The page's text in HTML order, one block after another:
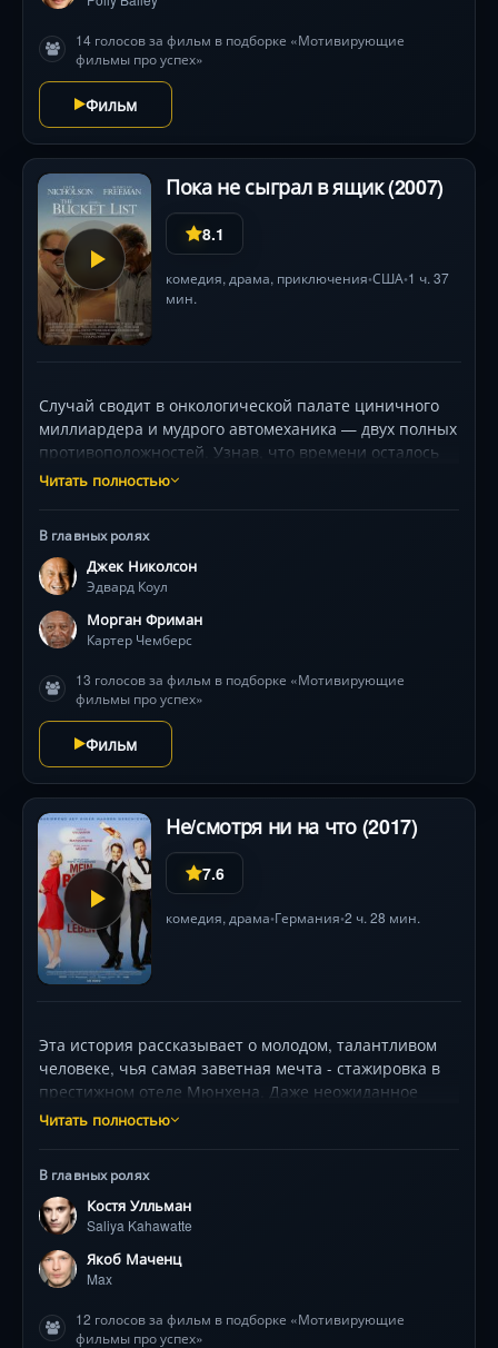
14 голосов за фильм в подборке «Мотивирующие
фильмы про успех»
Фильм
Пока не сыграл в ящик (2007)
8.1
комедия, драма, приключения•США•1 ч. 37
мин.
Случай сводит в онкологической палате циничного
миллиардера и мудрого автомеханика — двух полных
противоположностей. Узнав, что времени осталось
катастрофически мало, они составляют список
приключениям: от гонок по гоночному треку до
восхождения к египетским пирамидам и философских
бесед у Тадж-Махала. Джек Николсон и Морган
Фримен виртуозно передают контраст характеров —
их ирония и внезапная душевная близость
путешествие к сути жизни. Но успеют ли они
вычеркнуть главное до того, как прозвучит
финальный отсчёт?
Читать полностью
В главных ролях
Джек Николсон
Эдвард Коул
Морган Фриман
Картер Чемберс
13 голосов за фильм в подборке «Мотивирующие
фильмы про успех»
Фильм
Не/смотря ни на что (2017)
7.6
комедия, драма•Германия•2 ч. 28 мин.
Эта история рассказывает о молодом, талантливом
человеке, чья самая заветная мечта - стажировка в
престижном отеле Мюнхена. Даже неожиданное
ухудшение его зрения, которое аккуратно хранится
непоколебимой веры в себя, он преодолевает все
преграды, приближаясь к реализации своего
мечтаного успеха.
Читать полностью
В главных ролях
Костя Улльман
Saliya Kahawatte
Якоб Маченц
Max
12 голосов за фильм в подборке «Мотивирующие
фильмы про успех»